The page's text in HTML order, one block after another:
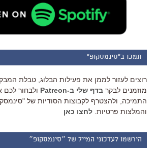
תמכו ב"סינמסקופ"
רוצים לעזור לממן את פעילות הבלוג, טבלת
מוזמנים לבקר בדף שלי ב-Patreon
ולבחור
התמיכה, ולהצטרף לקבוצות הסודיות של
והמלצות פרטיות. לחצו כאן
הירשמו לעדכוני המייל של ״סינמסקופ״